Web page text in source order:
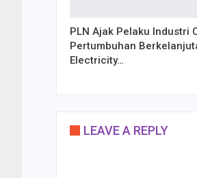
PLN Ajak Pelaku Industri
Pertumbuhan
Electricity…
LEAVE A REPLY